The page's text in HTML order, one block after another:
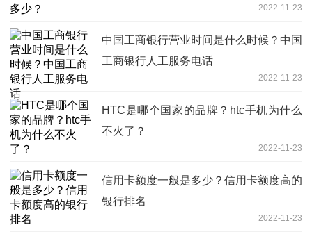
2022-11-23
中国工商银行营业时间是什么时候？中国
工商银行人工服务电话
2022-11-23
HTC是哪个国家的品牌？htc手机为什么
不火了？
2022-11-23
信用卡额度一般是多少？信用卡额度高的
银行排名
2022-11-23